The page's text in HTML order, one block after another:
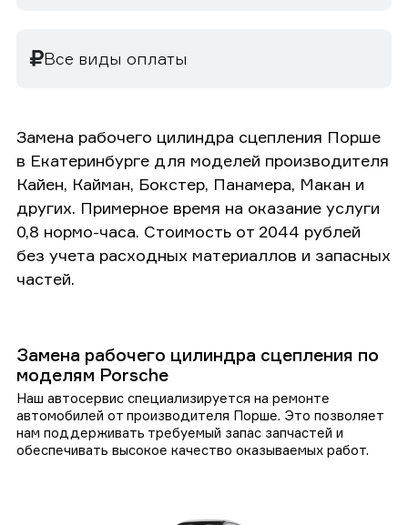
Все виды оплаты
Замена рабочего цилиндра сцепления Порше
в Екатеринбурге для моделей производителя
Кайен, Кайман, Бокстер, Панамера, Макан и
других. Примерное время на оказание услуги
0,8 нормо-часа. Стоимость от 2044 рублей
без учета расходных материаллов и запасных
частей.
Замена рабочего цилиндра сцепления по
моделям Porsche
Наш автосервис специализируется на ремонте
автомобилей от производителя Порше. Это позволяет
нам поддерживать требуемый запас запчастей и
обеспечивать высокое качество оказываемых работ.